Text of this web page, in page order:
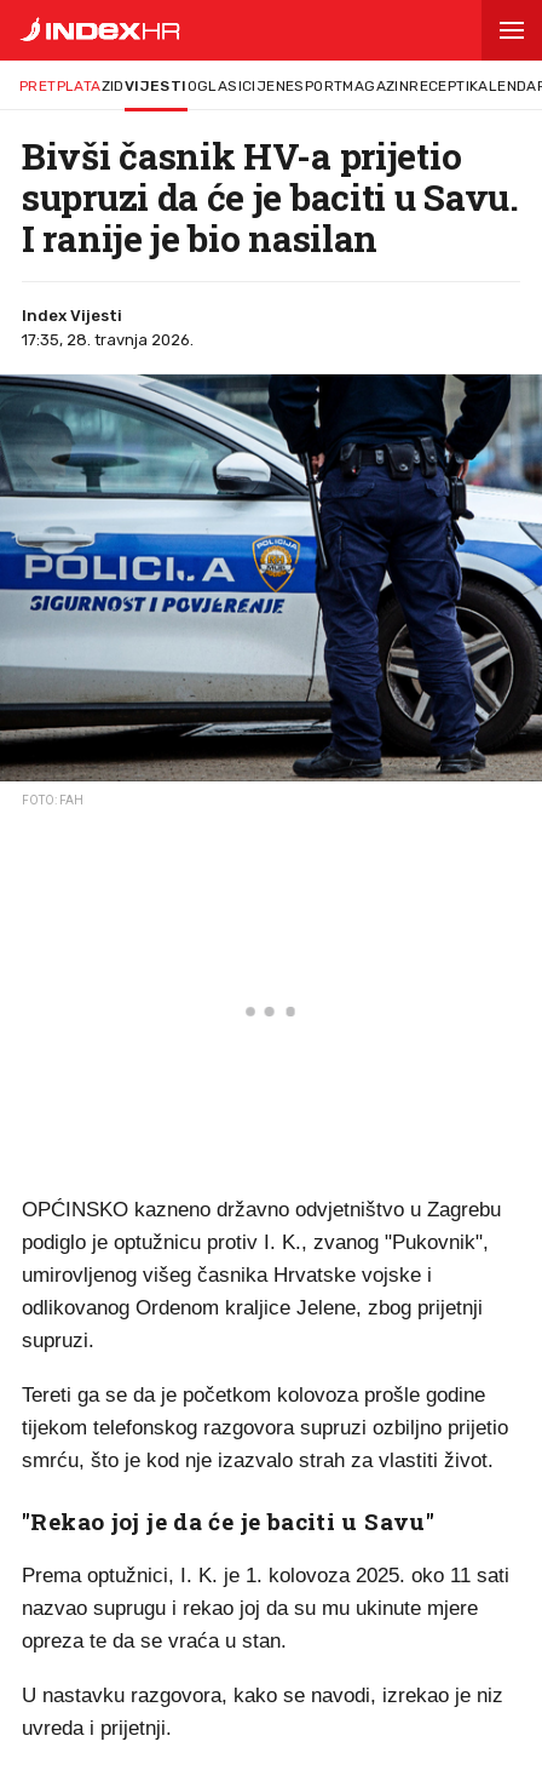
PRETPLATAZIDVIJESTIOGLASICIJENESPORTMAGAZINRECEPTI
Bivši časnik HV-a prijetio
supruzi da će je baciti u Savu.
I ranije je bio nasilan
Index Vijesti
17:35, 28. travnja 2026.
FOTO: FAH
OPĆINSKO kazneno državno odvjetništvo u Zagrebu
podiglo je optužnicu protiv I. K., zvanog "Pukovnik",
umirovljenog višeg časnika Hrvatske vojske i
odlikovanog Ordenom kraljice Jelene, zbog prijetnji
supruzi.
Tereti ga se da je početkom kolovoza prošle godine
tijekom telefonskog razgovora supruzi ozbiljno prijetio
smrću, što je kod nje izazvalo strah za vlastiti život.
"Rekao joj je da će je baciti u Savu"
Prema optužnici, I. K. je 1. kolovoza 2025. oko 11 sati
nazvao suprugu i rekao joj da su mu ukinute mjere
opreza te da se vraća u stan.
U nastavku razgovora, kako se navodi, izrekao je niz
uvreda i prijetnji.